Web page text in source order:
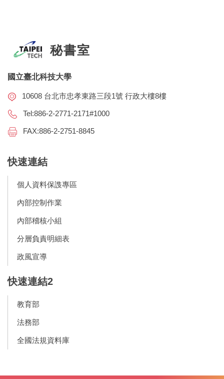
秘書室
國立臺北科技大學
10608 台北市忠孝東路三段1號 行政大樓8樓
Tel:886-2-2771-2171#1000
FAX:886-2-2751-8845
快速連結
個人資料保謢專區
內部控制作業
內部稽核小組
分層負責明細表
政風宣導
快速連結2
教育部
法務部
全國法規資料庫